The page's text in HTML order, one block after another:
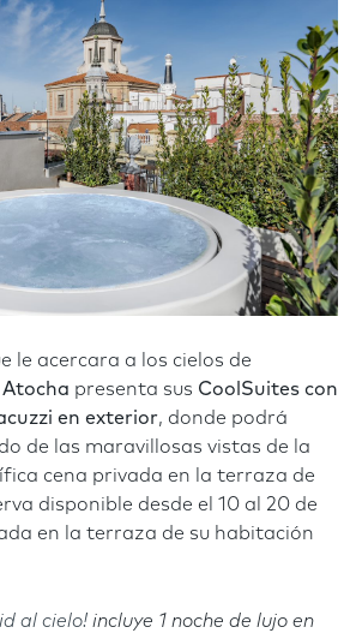
le acercara a los cielos de
Atocha presenta sus CoolSuites con
en exterior, donde podrá
de las maravillosas vistas de la
cena privada en la terraza de
disponible desde el 10 al 20 de
en la terraza de su habitación
al cielo! incluye 1 noche de lujo en